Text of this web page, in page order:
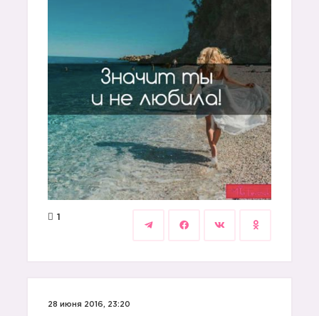
1
28 июня 2016, 23:20